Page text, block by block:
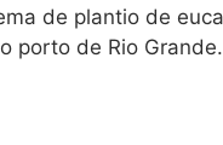
de plantio de
porto de Rio Grande.